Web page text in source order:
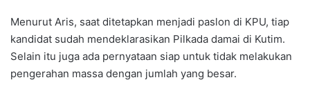
Menurut Aris, saat ditetapkan menjadi paslon di KPU, tiap
kandidat sudah mendeklarasikan Pilkada damai di Kutim.
Selain itu juga ada pernyataan siap untuk tidak melakukan
pengerahan massa dengan jumlah yang besar.